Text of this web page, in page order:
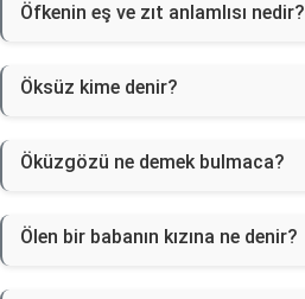
Öfkenin eş ve zıt anlamlısı nedir?
Öksüz kime denir?
Öküzgözü ne demek bulmaca?
Ölen bir babanın kızına ne denir?